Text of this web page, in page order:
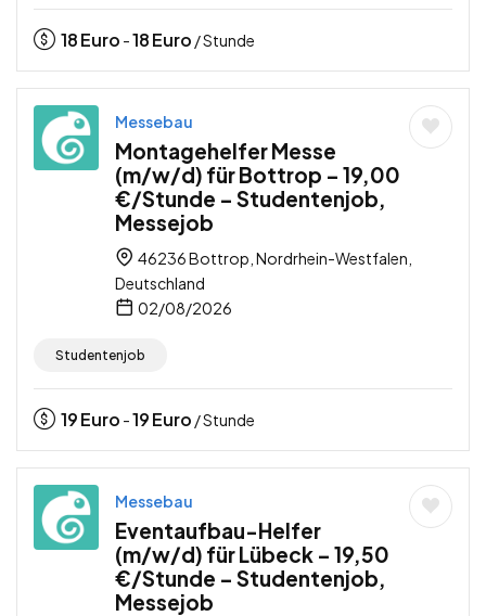
18Euro -18Euro / Stunde
Messebau
Montagehelfer Messe
(m/w/d) für Bottrop – 19,00
€/Stunde – Studentenjob,
Messejob
46236 Bottrop, Nordrhein-Westfalen,
Deutschland
02/08/2026
Studentenjob
19Euro -19Euro / Stunde
Messebau
Eventaufbau-Helfer
(m/w/d) für Lübeck – 19,50
€/Stunde – Studentenjob,
Messejob